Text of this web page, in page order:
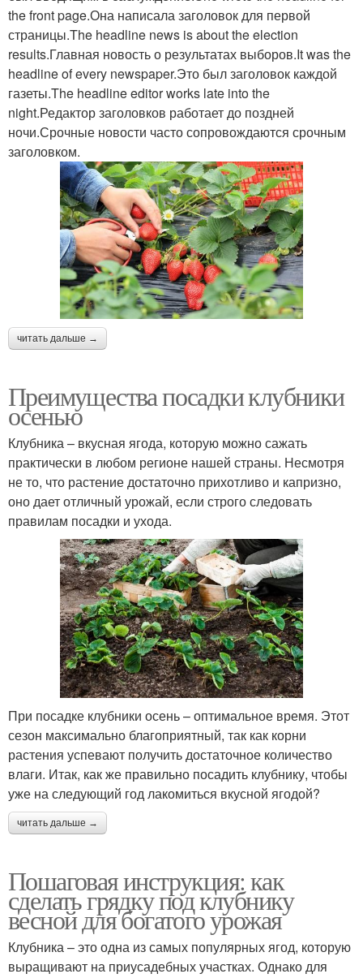
the front page.Она написала заголовок для первой
страницы.The headline news is about the election
results.Главная новость о результатах выборов.It was the
headline of every newspaper.Это был заголовок каждой
газеты.The headline editor works late into the
night.Редактор заголовков работает до поздней
ночи.Срочные новости часто сопровождаются срочным
заголовком.
читать дальше →
Преимущества посадки клубники
осенью
Клубника – вкусная ягода, которую можно сажать
практически в любом регионе нашей страны. Несмотря
не то, что растение достаточно прихотливо и капризно,
оно дает отличный урожай, если строго следовать
правилам посадки и ухода.
При посадке клубники осень – оптимальное время. Этот
сезон максимально благоприятный, так как корни
растения успевают получить достаточное количество
влаги. Итак, как же правильно посадить клубнику, чтобы
уже на следующий год лакомиться вкусной ягодой?
читать дальше →
Пошаговая инструкция: как
сделать грядку под клубнику
весной для богатого урожая
Клубника – это одна из самых популярных ягод, которую
выращивают на приусадебных участках. Однако для